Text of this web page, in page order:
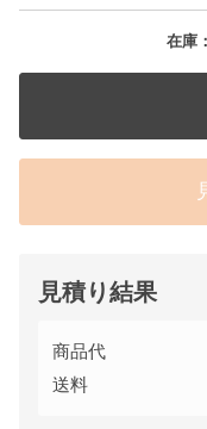
在庫：
見積り結果
商品代
送料